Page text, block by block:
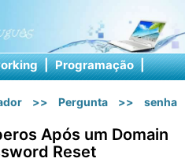
| Programação |
>> Pergunta >> senhas
Após um Domain
Reset